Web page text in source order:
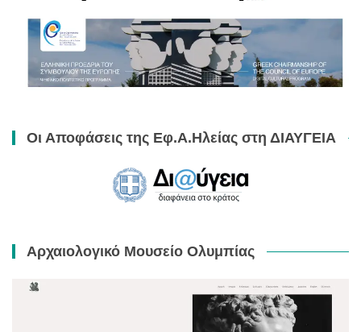
Οι Αποφάσεις της Εφ.Α.Ηλείας στη ΔΙΑΥΓΕΙΑ
Αρχαιολογικό Μουσείο Ολυμπίας